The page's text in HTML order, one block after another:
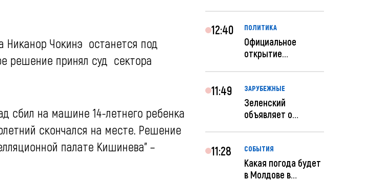
Никанор Чокинэ останется под
решение принял суд сектора
сбил на машине 14-летнего ребенка
скончался на месте. Решение
палате Кишинева" –
12:40 ПОЛИТИКА
Официальное
открытие
Кишиневе: и...
11:49 ЗАРУБЕЖНЫЕ
Зеленский
объявляет о
ар...
11:28 СОБЫТИЯ
Какая погода будет
в Молдове в